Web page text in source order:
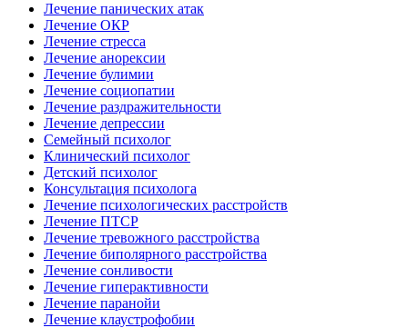
Лечение панических атак
Лечение ОКР
Лечение стресса
Лечение анорексии
Лечение булимии
Лечение социопатии
Лечение раздражительности
Лечение депрессии
Семейный психолог
Клинический психолог
Детский психолог
Консультация психолога
Лечение психологических расстройств
Лечение ПТСР
Лечение тревожного расстройства
Лечение биполярного расстройства
Лечение сонливости
Лечение гиперактивности
Лечение паранойи
Лечение клаустрофобии